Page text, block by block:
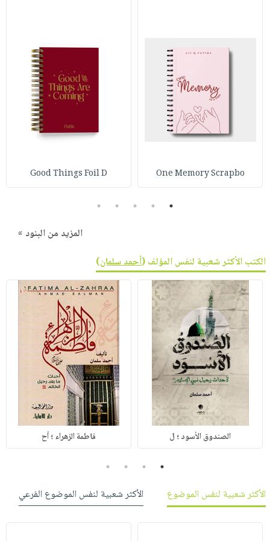
One Memory Scrapbo
Good Things Foil D
1
2
3
4
5
المزيد من البنود »
الكتب الأكثر شعبية لنفس المؤلف (أحمد سلمان)
الصندوق الأسود ؛ ل فاطمة الزهراء ؛ أح
1
2
3
4
الأكثر شعبية لنفس الموضوع
الأكثر شعبية لنفس الموضوع الفرعي